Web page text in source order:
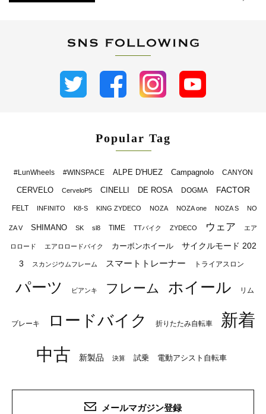
Popular Tag
#LunWheels #WINSPACE ALPE D'HUEZ Campagnolo CANYON
CERVELO CerveloP5 CINELLI DE ROSA DOGMA FACTOR
FELT INFINITO K8-S KING ZYDECO NOZA NOZA one NOZA S NO
ZA V SHIMANO SK sl8 TIME TTバイク ZYDECO ウェア エア
ロロード エアロロードバイク カーボンホイール
サイクルモード 202
3
スカンジウムフレーム スマートトレーナー トライアスロン
パーツ ビアンキ フレーム ホイール リム
ブレーキ ロードバイク 折りたたみ自転車
新着
中古
新製品 決算 試乗 電動アシスト自転車
メールマガジン登録